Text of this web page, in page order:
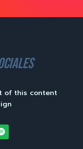
of this content